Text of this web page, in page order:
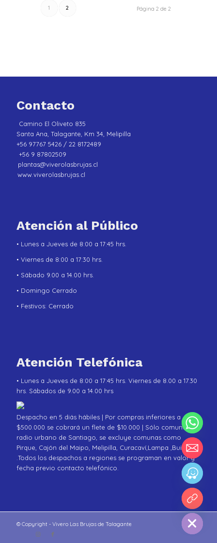
Página 2 de 2
1 2
Contacto
Camino El Oliveto 835
Santa Ana, Talagante, Km 34, Melipilla
+56 97767 5426 / 22 8172489
+56 9 87802509
plantas@viverolasbrujas.cl
www.viverolasbrujas.cl
Atención al Público
• Lunes a Jueves de 8:00 a 17:45 hrs.
• Viernes de 8:00 a 17:30 hrs.
• Sábado 9.00 a 14.00 hrs.
• Domingo Cerrado
• Festivos: Cerrado
Atención Telefónica
• Lunes a Jueves de 8:00 a 17:45 hrs. Viernes de 8.00 a 17.30
hrs. Sábados de 9.00 a 14.00 hrs
Despacho en 5 diás hábiles | Por compras inferiores a
$500.000 se cobrará un flete de $10.000 | Sólo comunas de
radio urbano de Santiago, se excluye comunas como
Pirque, Cajón del Maipo, Melipilla, Curacaví,Lampa ,Buin
.Todos los despachos a regiones se programan en valor y
fecha previo contacto telefónico.
© Copyright - Vivero Las Brujas de Talagante
Hide
chaty